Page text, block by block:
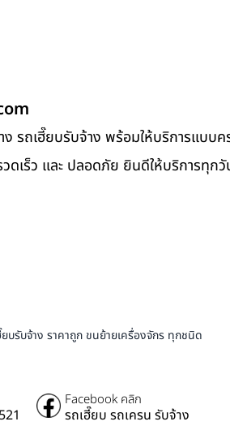
รถเฮี๊ยบรับจ้าง พร้อมให้บริการแบบ
เร็ว และ ปลอดภัย ยินดีให้บริการทุกวั
บรับจ้าง ราคาถูก ขนย้ายเครื่องจักร ทุกชนิด
Facebook คลิก
รถเฮี๊ยบ รถเครน รับจ้าง